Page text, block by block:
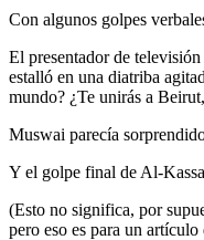
Con algunos golpes
El presentador de
estalló en una diatriba
mundo? ¿Te unirás a
Muswai parecía
Y el golpe final de Al-
(Esto no significa, por
pero eso es para un